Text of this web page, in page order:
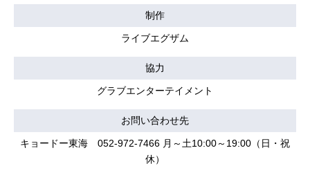
制作
ライブエグザム
協力
グラブエンターテイメント
お問い合わせ先
キョードー東海 052-972-7466 月～土10:00～19:00（日・祝
休）